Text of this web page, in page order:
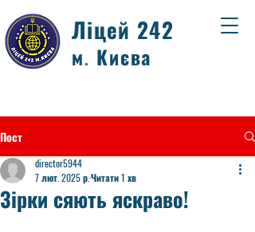
м. Києва
Ліцей 242
Пост
Зірки сяють яскраво!
director5944
7 лют. 2025 р. Читати 1 хв